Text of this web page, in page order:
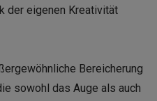
der eigenen Kreativität
Bereicherung
sowohl das Auge als auch